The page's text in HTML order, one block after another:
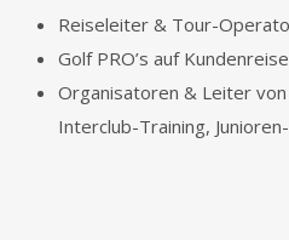
Reiseleiter & Tour-
Golf PRO’s auf
Organisatoren & Leiter
Interclub-Training,